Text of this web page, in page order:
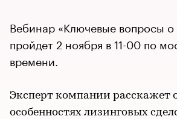
Вебинар «Ключевые вопросы о
пройдет 2 ноября в 11-00 по
времени.
Эксперт компании расскажет
особенностях лизинговых